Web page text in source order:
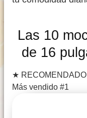
Las 10
de 16
★ RECOMENDADO
Más vendido #1